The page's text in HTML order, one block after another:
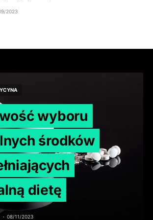
2023
wyboru
środków
dietę
08/11/2023